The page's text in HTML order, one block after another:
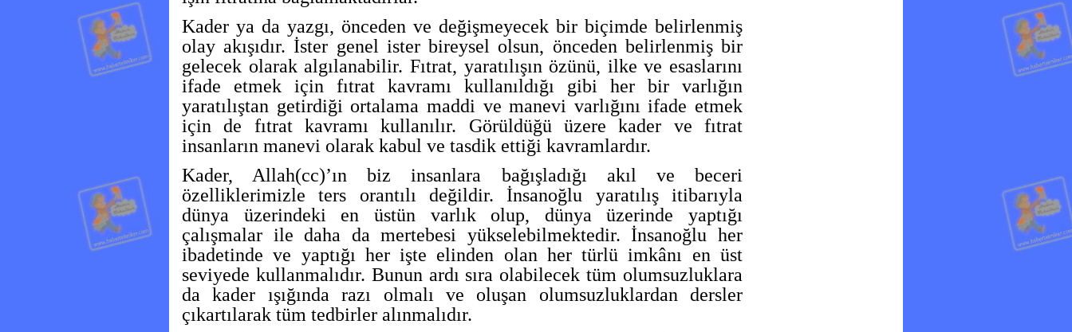
Kader ya da yazgı, önceden ve değişmeyecek bir biçimde belirlenmiş
olay akışıdır. İster genel ister bireysel olsun, önceden belirlenmiş bir
gelecek olarak algılanabilir. Fıtrat, yaratılışın özünü, ilke ve esaslarını
ifade etmek için fıtrat kavramı kullanıldığı gibi her bir varlığın
yaratılıştan getirdiği ortalama maddi ve manevi varlığını ifade etmek
için de fıtrat kavramı kullanılır. Görüldüğü üzere kader ve fıtrat
insanların manevi olarak kabul ve tasdik ettiği kavramlardır.
Kader, Allah(cc)’ın biz insanlara bağışladığı akıl ve beceri
özelliklerimizle ters orantılı değildir. İnsanoğlu yaratılış itibarıyla
dünya üzerindeki en üstün varlık olup, dünya üzerinde yaptığı
çalışmalar ile daha da mertebesi yükselebilmektedir. İnsanoğlu her
ibadetinde ve yaptığı her işte elinden olan her türlü imkânı en üst
seviyede kullanmalıdır. Bunun ardı sıra olabilecek tüm olumsuzluklara
da kader ışığında razı olmalı ve oluşan olumsuzluklardan dersler
çıkartılarak tüm tedbirler alınmalıdır.